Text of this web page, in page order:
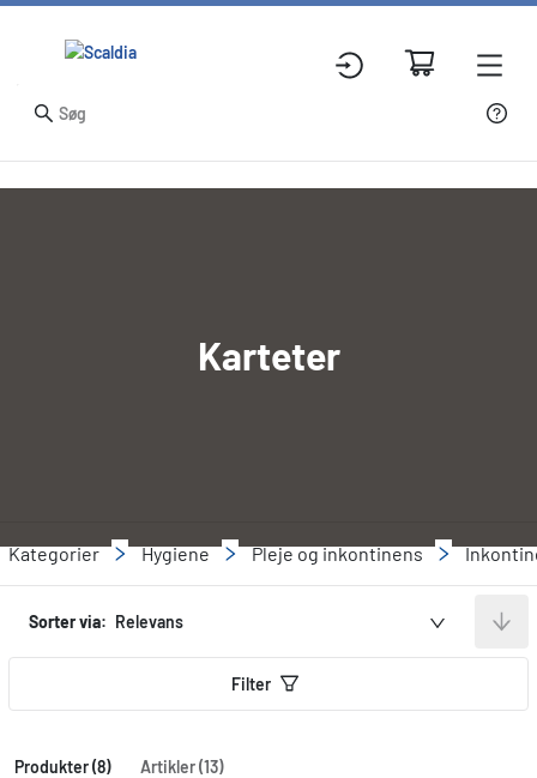
Karteter
Kategorier Hygiene Pleje og inkontinens
Sorter via: Relevans
Filter
Produkter (8) Artikler (13)